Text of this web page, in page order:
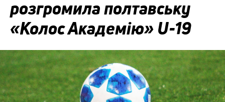
розгромила полтавську
«Колос Академію» U-19